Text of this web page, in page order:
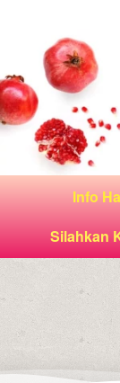
Info
Silahkan